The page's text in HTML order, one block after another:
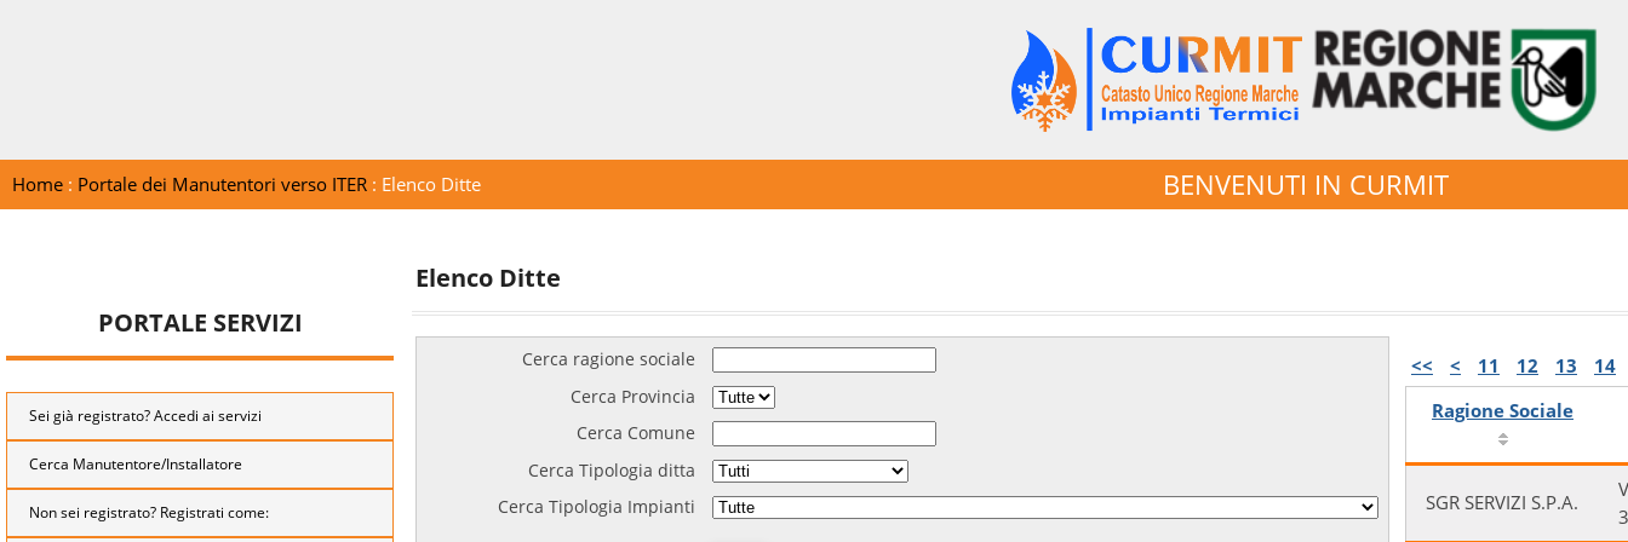
Home: Portale dei Manutentori verso ITER: Elenco Ditte BENVENUTI IN CURMIT
PORTALE SERVIZI
Sei già registrato? Accedi ai servizi
Cerca Manutentore/Installatore
Non sei registrato? Registrati come:
Elenco Ditte
Cerca ragione sociale
Cerca Provincia
Cerca Comune
Cerca Tipologia ditta
Cerca Tipologia Impianti
<< < 11 12 13
14
Ragione Sociale
SGR SERVIZI S.P.A.